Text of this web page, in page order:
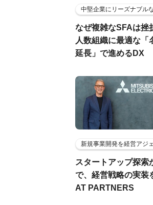
中堅企業にリーズナブル
なぜ複雑なSFAは挫
人数組織に最適な「
延長」で進めるDX
新規事業開発を経営アジ
スタートアップ探索
で、経営戦略の実装
AT PARTNERS